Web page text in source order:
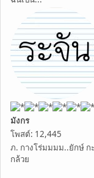
มังกร
โพสต์: 12,445
ภ. กางโร่มมมม..ยักษ์ ก
กล้วย